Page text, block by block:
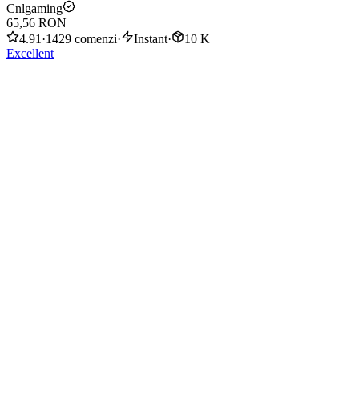
Cnlgaming
65,56 RON
4.91 ·1429 comenzi· Instant·
10 K
Excellent